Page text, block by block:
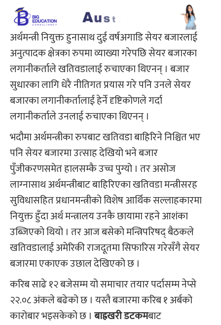
अर्थमन्त्री नियुक्त हुनासाथ दुई वर्षअगाडि सेयर बजारलाई
अनुत्पादक क्षेत्रका रुपमा व्याख्या गरेपछि सेयर बजारका
लगानीकर्ताले खतिवडालाई रुचाएका थिएनन् । बजार
सुधारका लागि धेरै नीतिगत प्रयास गरे पनि उनले सेयर
बजारका लगानीकर्तालाई हेर्ने दृष्टिकोणले गर्दा
लगानीकर्ताले उनलाई रुचाएका थिएनन् ।
भदौमा अर्थमन्त्रीका रुपबाट खतिवडा बाहिरिने निश्चित भए
पनि सेयर बजारमा उत्‍साह देखियो भने बजार
पुँजीकरणसमेत हालसम्कै उच्च पुग्यो । तर असोज
लाग्‍नासाथ अर्थमन्त्रीबाट बाहिरिएका खतिवडा मन्त्रीसरह
सुविधासहित प्रधानमन्त्रीको विशेष आर्थिक सल्लाहकारमा
नियुक्त हुँदा अर्थ मन्त्रालय उनकै छायामा रहने आशंका
उब्जिएको थियो । तर आज बसेको मन्त्रिपरिषद् बैठकले
खतिवडालाई अमेरिकी राजदूतमा सिफारिस गरेसँगै सेयर
बजारमा एकाएक उछाल देखिएको छ ।
करिब साढे १२ बजेसम्म यो समाचार तयार पर्दासम्म नेप्से
२२.०८ अंकले बढेको छ । यस्तै बजारमा करिब १ अर्बको
कारोबार भइसकेको छ । बाह्रखरी डटकमबाट